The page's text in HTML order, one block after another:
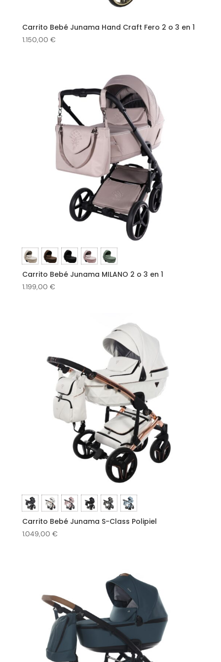
Carrito Bebé Junama Hand Craft Fero 2 o 3 en 1
1.150,00 €
Carrito Bebé Junama MILANO 2 o 3 en 1
1.199,00 €
Carrito Bebé Junama S-Class Polipiel
1.049,00 €